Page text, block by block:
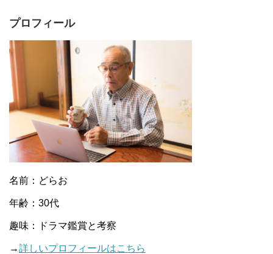
プロフィール
名前：どらお
年齢：30代
趣味：ドラマ鑑賞と考察
→詳しいプロフィールはこちら